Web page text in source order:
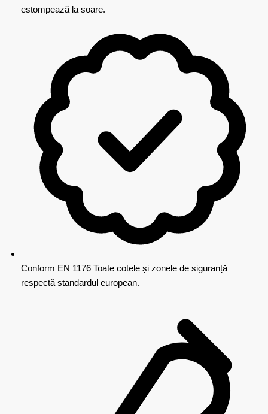
estompează la soare.
Conform EN 1176 Toate cotele și zonele de siguranță
respectă standardul european.